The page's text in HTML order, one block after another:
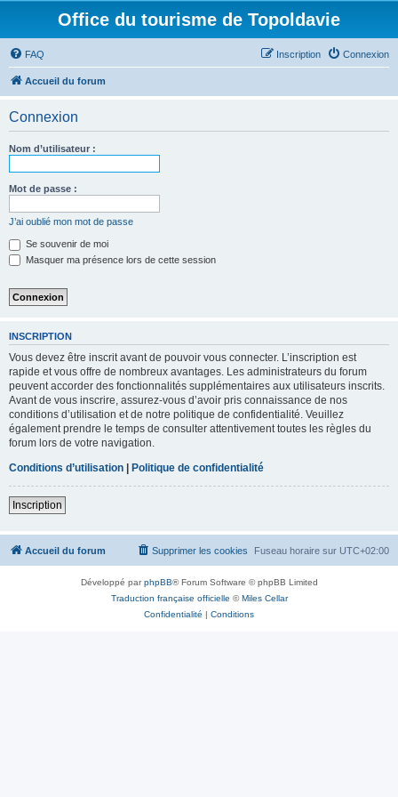
Office du tourisme de Topoldavie
FAQ Connexion
Inscription
Accueil du forum
Connexion
Nom d’utilisateur :
Mot de passe :
J’ai oublié mon mot de passe
Se souvenir de moi
Masquer ma présence lors de cette session
INSCRIPTION
Vous devez être inscrit avant de pouvoir vous connecter. L’inscription est
rapide et vous offre de nombreux avantages. Les administrateurs du forum
peuvent accorder des fonctionnalités supplémentaires aux utilisateurs inscrits.
Avant de vous inscrire, assurez-vous d’avoir pris connaissance de nos
conditions d’utilisation et de notre politique de confidentialité. Veuillez
également prendre le temps de consulter attentivement toutes les règles du
forum lors de votre navigation.
Conditions d’utilisation | Politique de confidentialité
Inscription
Accueil du forum Fuseau horaire sur UTC+02:00
Supprimer les cookies
Développé parphpBB® Forum Software © phpBB Limited
Traduction française officielle ©Miles Cellar
Confidentialité | Conditions